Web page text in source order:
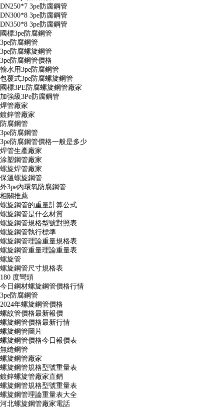
DN250*7 3pe防腐鋼管
DN300*8 3pe防腐鋼管
DN350*8 3pe防腐鋼管
國標3pe防腐鋼管
3pe防腐鋼管
3pe防腐螺旋鋼管
3pe防腐鋼管價格
輸水用3pe防腐鋼管
包覆式3pe防腐螺旋鋼管
國標3PE防腐螺旋鋼管廠家
加強級3Pe防腐鋼管
焊管廠家
鍍鋅管廠家
防腐鋼管
3pe防腐鋼管
3pe防腐鋼管價格一般是多少
焊管生產廠家
涂塑鋼管廠家
螺旋焊管廠家
保溫螺旋鋼管
外3pe內環氧防腐鋼管
相關推薦
螺旋鋼管的重量計算公式
螺旋鋼管是什么材質
螺旋鋼管規格型號對照表
螺旋鋼管執行標準
螺旋鋼管理論重量規格表
螺旋鋼管重量理論重量表
螺旋管
螺旋鋼管尺寸規格表
180 度彎頭
今日鋼材螺旋鋼管價格行情
3pe防腐鋼管
2024年螺旋鋼管價格
螺紋管價格最新報價
螺旋鋼管價格最新行情
螺旋鋼管圖片
螺旋鋼管價格今日報價表
無縫鋼管
螺旋鋼管廠家
螺旋鋼管規格型號重量表
鍍鋅螺旋管廠家直銷
螺旋鋼管規格型號重量表
螺旋鋼管理論重量表大全
河北螺旋鋼管廠家電話